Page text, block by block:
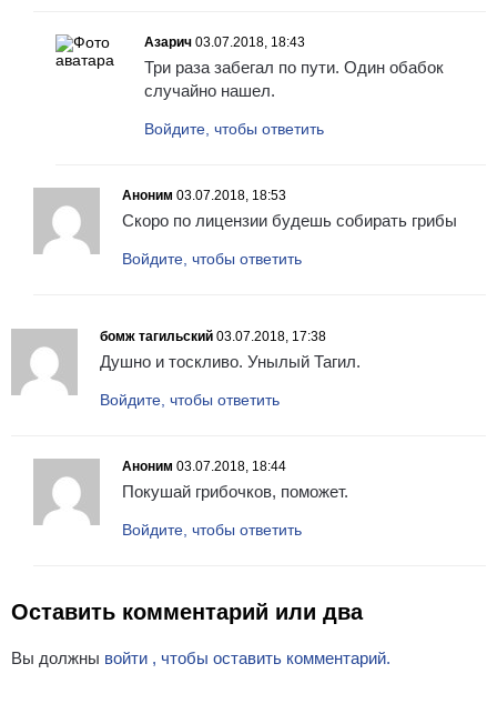
Азарич 03.07.2018, 18:43
Три раза забегал по пути. Один обабок
случайно нашел.
Войдите, чтобы ответить
Аноним 03.07.2018, 18:53
Скоро по лицензии будешь собирать грибы
Войдите, чтобы ответить
бомж тагильский 03.07.2018, 17:38
Душно и тоскливо. Унылый Тагил.
Войдите, чтобы ответить
Аноним 03.07.2018, 18:44
Покушай грибочков, поможет.
Войдите, чтобы ответить
Оставить комментарий или два
Вы должны войти , чтобы оставить комментарий.